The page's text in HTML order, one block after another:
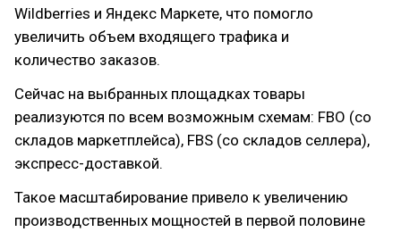
Wildberries и Яндекс Маркете, что помогло
увеличить объем входящего трафика и
количество заказов.
Сейчас на выбранных площадках товары
реализуются по всем возможным схемам: FBO (со
складов маркетплейса), FBS (со складов селлера),
экспресс-доставкой.
Такое масштабирование привело к увеличению
производственных мощностей в первой половине